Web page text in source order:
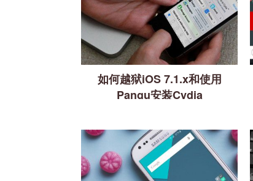
如何越狱iOS 7.1.x和使用
Pangu安装Cydia